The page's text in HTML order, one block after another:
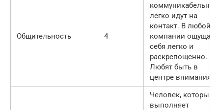
Общительность 4
легко идут на
контакт. В любой
компании ощущают
себя легко и
раскрепощенно.
Любят быть в
центре внимания.
Человек, который
выполняет